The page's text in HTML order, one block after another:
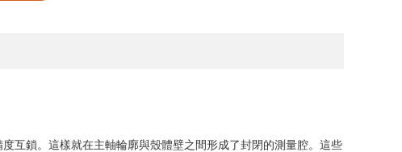
互鎖。這樣就在主軸輪廓與殼體壁之間形成了封閉的測量腔。這些